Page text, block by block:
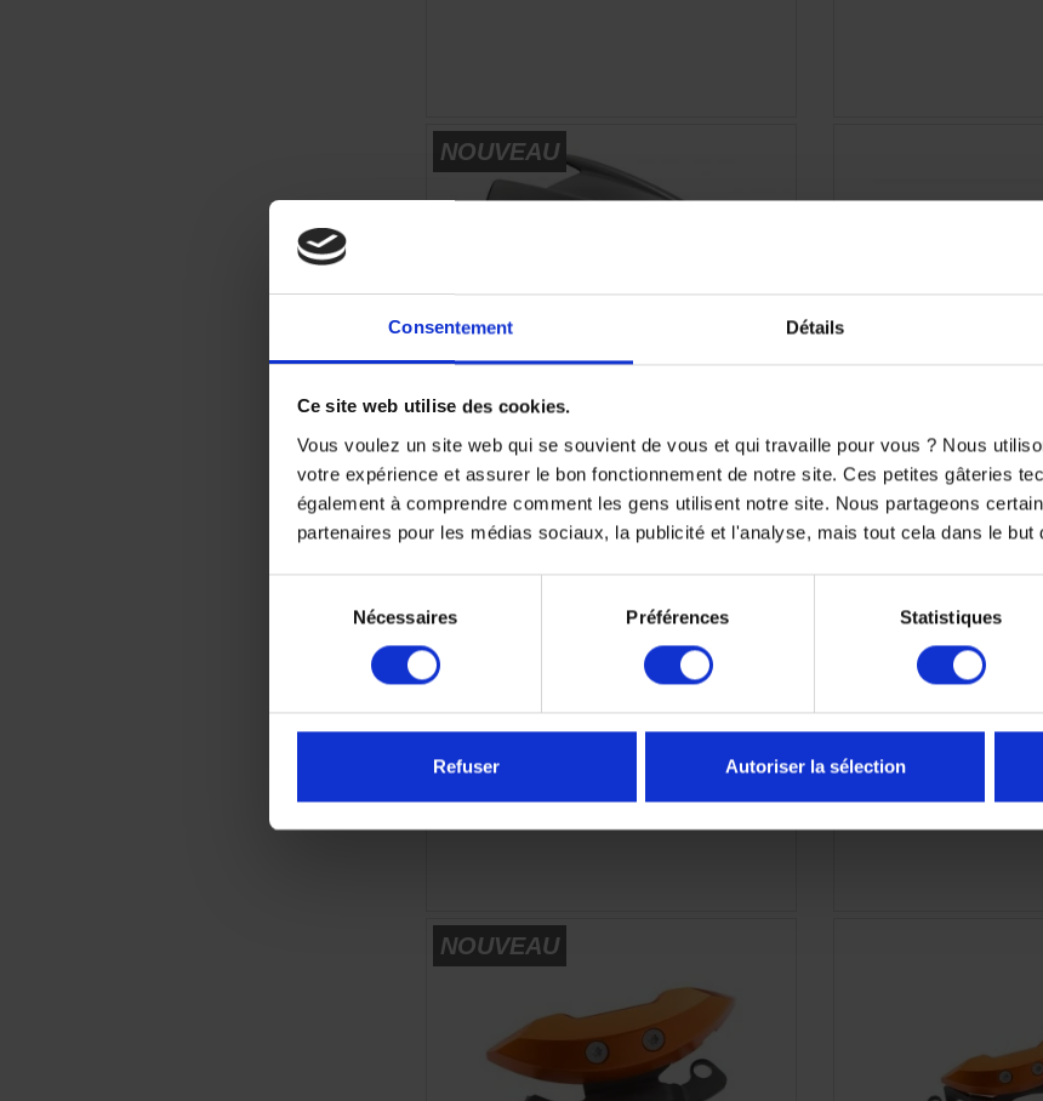
Consentement Détails
Ce site web utilise des cookies.
Vous voulez un site web qui se souvient de vous et qui travaille pour vous ? Nous
votre expérience et assurer le bon fonctionnement de notre site. Ces petites gâteries
également à comprendre comment les gens utilisent notre site. Nous partageons
partenaires pour les médias sociaux, la publicité et l'analyse, mais tout cela dans le but
consentement
Nécessaires Préférences Statistiques
Refuser Autoriser la sélection
NOUVEAU
Garde-boue avant carbone KTM 790
Duke 890 Duke
199,08 €
Jeu de bouchons
Duke et
NOUVEAU